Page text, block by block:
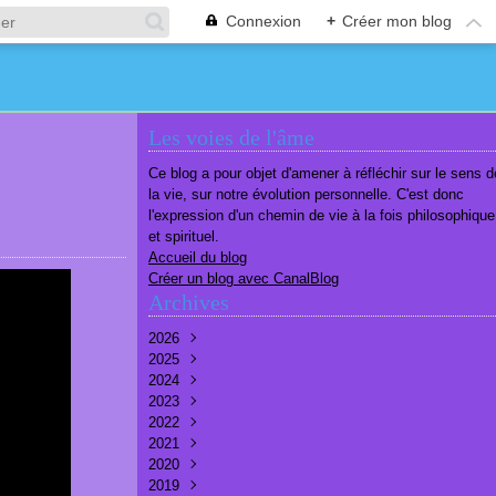
Connexion + Créer mon blog
Les voies de l'âme
Ce blog a pour objet d'amener à réfléchir sur le sens
la vie, sur notre évolution personnelle. C'est donc
l'expression d'un chemin de vie à la fois philosophique
et spirituel.
Accueil du blog
Créer un blog avec CanalBlog
Archives
2026
Août
Juillet
Juin
Mai(7)
Avril
Mars
Février
2025
Décembre
Novembre
Octobre
Septembre
Août
Juillet
2024
Décembre
Novembre
Octobre
Septembre
Août
2023
Décembre
Novembre
Octobre
Septembre
2022
Décembre
Septembre
Août
2021
Décembre
Novembre
2020
Décembre
2019